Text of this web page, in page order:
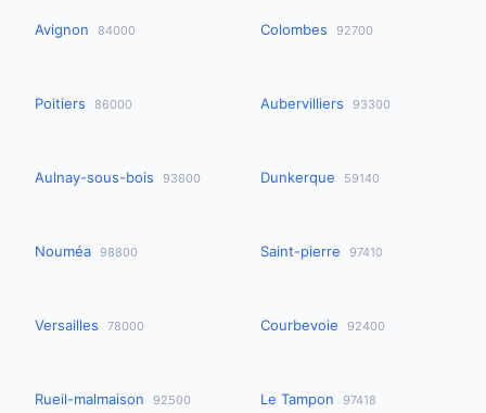
Avignon 84000 Colombes 92700
Poitiers 86000 Aubervilliers 93300
Aulnay-sous-bois 93600 Dunkerque 59140
Nouméa 98800 Saint-pierre 97410
Versailles 78000 Courbevoie 92400
Rueil-malmaison 92500 Le Tampon 97418